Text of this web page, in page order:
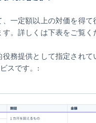
一定額以上の対価を得て
。詳しくは下表をご覧く
務提供として指定されて
スです。: